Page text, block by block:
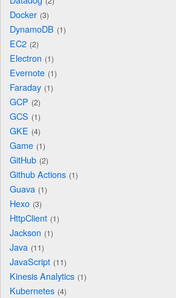
Docker 3
DynamoDB 1
EC2 2
Electron 1
Evernote 1
Faraday 1
GCP 2
GCS 1
GKE 4
Game 1
GitHub 2
Github Actions 1
Guava 1
Hexo 3
HttpClient 1
Jackson 1
Java 11
JavaScript 11
Kinesis Analytics 1
Kubernetes 4